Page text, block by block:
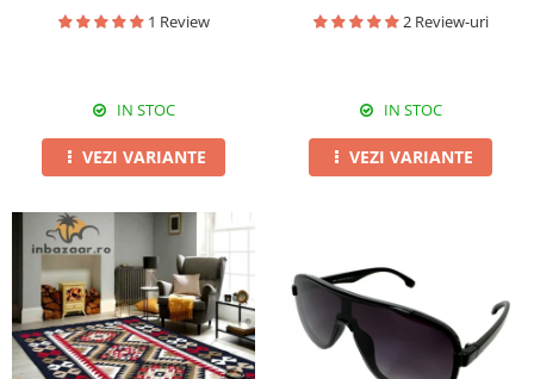
1 Review
IN STOC
VEZI VARIANTE
2 Review-uri
IN STOC
VEZI VARIANTE